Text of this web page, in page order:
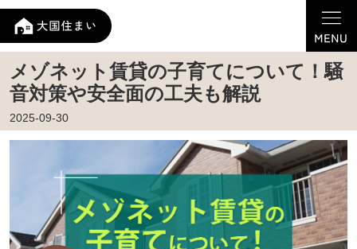
メゾネット賃貸の子育てについて！騒
音対策や安全面の工夫も解説
2025-09-30